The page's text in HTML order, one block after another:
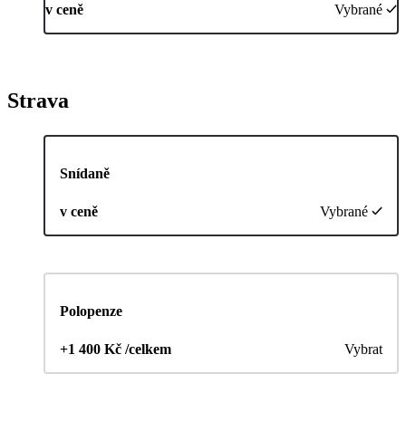
v ceně Vybrané
Strava
Snídaně
v ceně Vybrané
Polopenze
+1 400 Kč /celkem Vybrat